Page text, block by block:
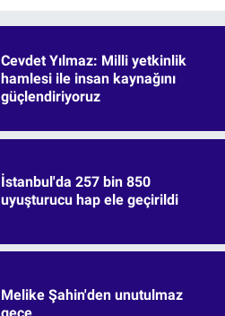
Cevdet Yılmaz: Milli yetkinlik
hamlesi ile insan kaynağını
güçlendiriyoruz
İstanbul'da 257 bin 850
uyuşturucu hap ele geçirildi
Melike Şahin'den unutulmaz
gece